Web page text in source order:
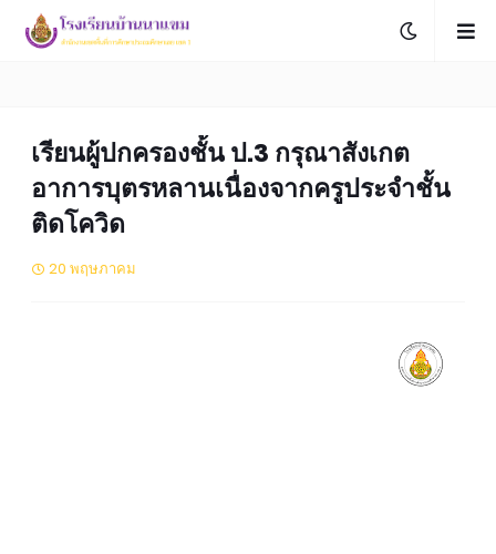
เรียนผู้ปกครองชั้น ป.3 กรุณาสังเกต
อาการบุตรหลานเนื่องจากครูประจำชั้น
ติดโควิด
20 พฤษภาคม